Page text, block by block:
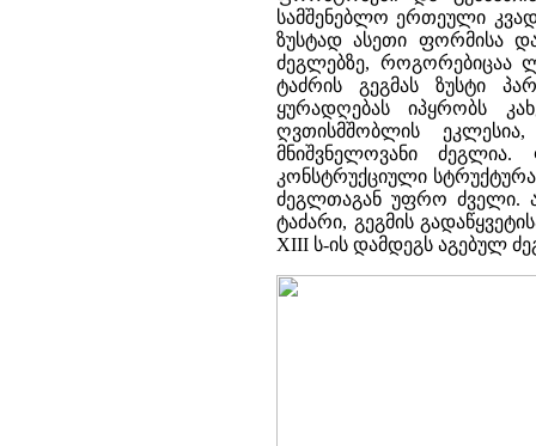
სამშენებლო ერთეული
ზუსტად ასეთი ფორმისა
ძეგლებზე, როგორებიცაა
ტაძრის გეგმას ზუსტი
ყურადღებას იპყრობს
ღვთისმშობლის
მნიშვნელოვანი
კონსტრუქციული
ძეგლთაგან უფრო ძველი.
ტაძარი, გეგმის
XIII ს-ის დამდეგს აგებულ